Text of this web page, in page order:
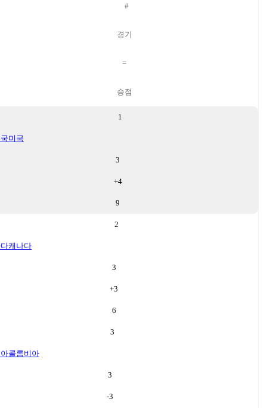
#
경기
=
승점
1
미국
3
+4
9
2
캐나다
3
+3
6
3
콜롬비아
3
-3